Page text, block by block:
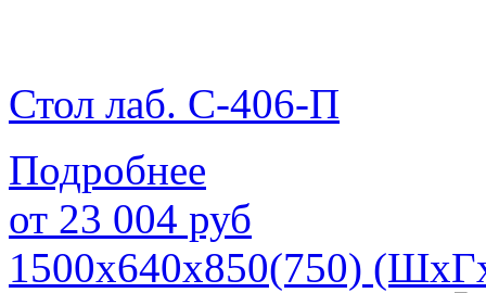
Стол лаб. С-406-П
Подробнее
от 23 004 руб
1500х640х850(750)